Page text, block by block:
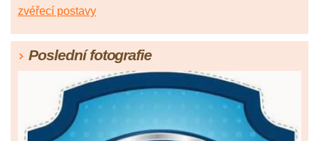
zvéřecí postavy
Poslední fotografie